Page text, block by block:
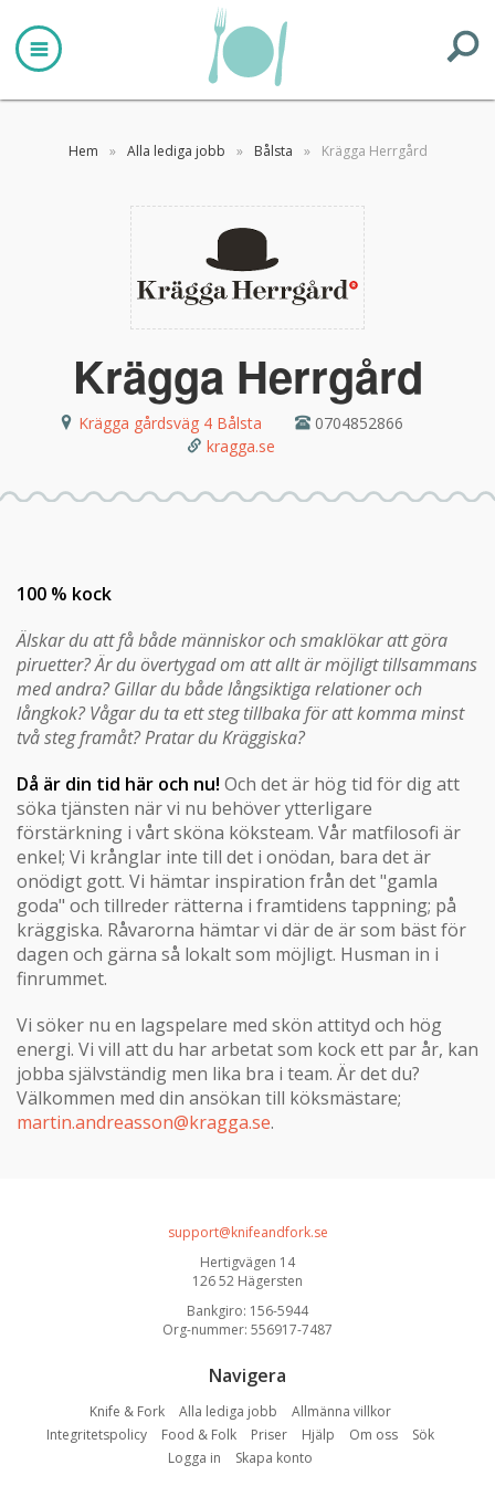
Hem » Alla lediga jobb » Bålsta » Krägga Herrgård
Krägga Herrgård
Krägga gårdsväg 4 Bålsta
0704852866
kragga.se
100 % kock
Älskar du att få både människor och smaklökar att göra
piruetter? Är du övertygad om att allt är möjligt tillsammans
med andra? Gillar du både långsiktiga relationer och
långkok? Vågar du ta ett steg tillbaka för att komma minst
två steg framåt? Pratar du Kräggiska?
Då är din tid här och nu! Och det är hög tid för dig att
söka tjänsten när vi nu behöver ytterligare
förstärkning i vårt sköna köksteam. Vår matfilosofi är
enkel; Vi krånglar inte till det i onödan, bara det är
onödigt gott. Vi hämtar inspiration från det "gamla
goda" och tillreder rätterna i framtidens tappning; på
kräggiska. Råvarorna hämtar vi där de är som bäst för
dagen och gärna så lokalt som möjligt. Husman in i
finrummet.
Vi söker nu en lagspelare med skön attityd och hög
energi. Vi vill att du har arbetat som kock ett par år, kan
jobba självständig men lika bra i team. Är det du?
Välkommen med din ansökan till köksmästare;
martin.andreasson@kragga.se.
support@knifeandfork.se
Hertigvägen 14
126 52 Hägersten
Bankgiro: 156-5944
Org-nummer: 556917-7487
Navigera
Knife & Fork Alla lediga jobb
Allmänna villkor
Integritetspolicy
Food & Folk Priser Hjälp Om oss
Sök
Logga in
Skapa konto